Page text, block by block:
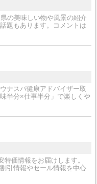
の美味しい物や風景の紹介
題もあります。コメントは
ナスパ健康アドバイザー取
半分×仕事半分」で楽しくや
価情報をお届けします。
引情報やセール情報を中心